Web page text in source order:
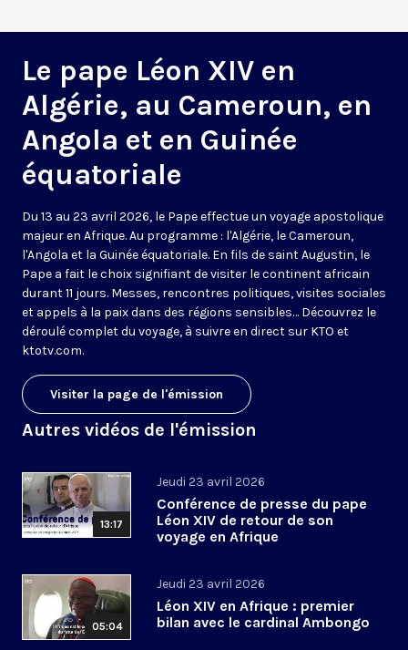
Le pape Léon XIV en
Algérie, au Cameroun, en
Angola et en Guinée
équatoriale
Du 13 au 23 avril 2026, le Pape effectue un voyage apostolique
majeur en Afrique. Au programme : l'Algérie, le Cameroun,
l'Angola et la Guinée équatoriale. En fils de saint Augustin, le
Pape a fait le choix signifiant de visiter le continent africain
durant 11 jours. Messes, rencontres politiques, visites sociales
et appels à la paix dans des régions sensibles… Découvrez le
déroulé complet du voyage, à suivre en direct sur KTO et
ktotv.com.
Visiter la page de l'émission
Autres vidéos de l'émission
13:17
Jeudi 23 avril 2026
Conférence de presse du pape
Léon XIV de retour de son
voyage en Afrique
05:04
Jeudi 23 avril 2026
Léon XIV en Afrique : premier
bilan avec le cardinal Ambongo